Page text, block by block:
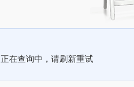
正在查询中，请刷新重试